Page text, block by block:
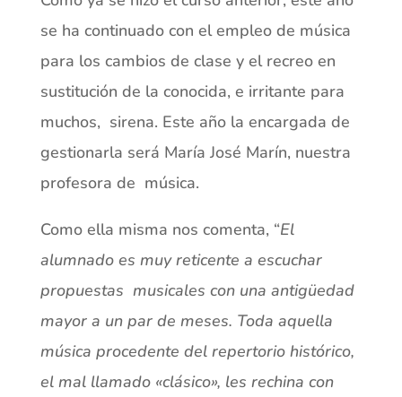
se ha continuado con el empleo de música
para los cambios de clase y el recreo en
sustitución de la conocida, e irritante para
muchos, sirena. Este año la encargada de
gestionarla será María José Marín, nuestra
profesora de música.
Como ella misma nos comenta, “El
alumnado es muy reticente a escuchar
propuestas musicales con una antigüedad
mayor a un par de meses. Toda aquella
música procedente del repertorio histórico,
el mal llamado «clásico», les rechina con